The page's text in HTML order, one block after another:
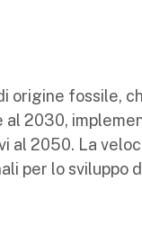
origine fossile,
2030,
al 2050. La
per lo sviluppo